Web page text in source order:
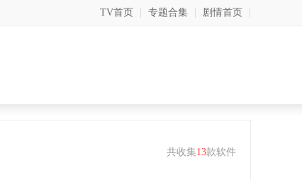
TV首页 专题合集 剧情首页
共收集13款软件